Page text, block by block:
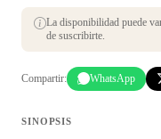
La disponibilidad puede
de suscribirte.
Compartir: WhatsApp
SINOPSIS